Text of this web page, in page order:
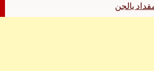
يالجن